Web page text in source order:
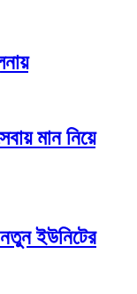
মান নিয়ে
ইউনিটের